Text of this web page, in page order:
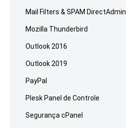
Mail Filters & SPAM DirectAdmin
Mozilla Thunderbird
Outlook 2016
Outlook 2019
PayPal
Plesk Panel de Controle
Segurança cPanel